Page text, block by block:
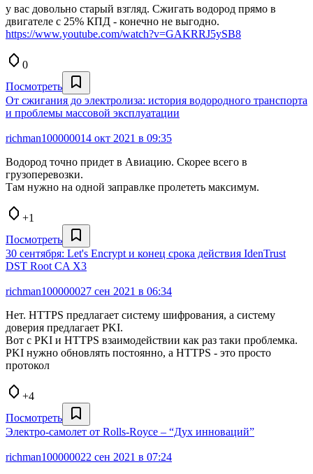
у вас довольно старый взгляд. Сжигать водород прямо в
двигателе с 25% КПД - конечно не выгодно.
https://www.youtube.com/watch?v=GAKRRJ5ySB8
0
Посмотреть
От сжигания до электролиза: история водородного транспорта
и проблемы массовой эксплуатации
richman100000014 окт 2021 в 09:35
Водород точно придет в Авиацию. Скорее всего в
грузоперевозки.
Там нужно на одной заправлке пролететь максимум.
+1
Посмотреть
30 сентября: Let's Encrypt и конец срока действия IdenTrust
DST Root CA X3
richman100000027 сен 2021 в 06:34
Нет. HTTPS предлагает систему шифрования, а систему
доверия предлагает PKI.
Вот с PKI и HTTPS взаимодействии как раз таки проблемка.
PKI нужно обновлять постоянно, а HTTPS - это просто
протокол
+4
Посмотреть
Электро-самолет от Rolls-Royce – “Дух инноваций”
richman100000022 сен 2021 в 07:24